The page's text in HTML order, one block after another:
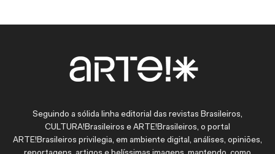
Seguindo a sólida linha editorial das revistas Brasileiros,
CULTURA!Brasileiros e ARTE!Brasileiros, o portal
ARTE!Brasileiros privilegia, em ambiente digital, análises, opiniões,